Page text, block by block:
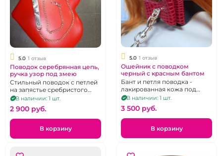
5.0 1 отзыв
Поводок серебрянная цепь,
ручка узор под змею
Стильный поводок с петлей
на запястье сребристого
цвета и металлической
В наличии: 1 шт.
2 900 pуб.
В корзину
5.0 1 отзыв
Ошейник с поводком
черный с красным бантом
Бант и петля поводка -
лакированная кожа под
крокодила, съемный
поводок
В наличии: 1 шт.
3 500 pуб.
В корзину